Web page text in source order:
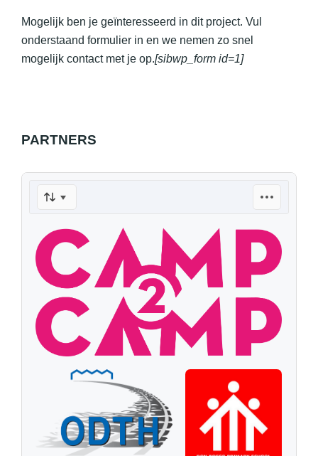
Mogelijk ben je geïnteresseerd in dit project. Vul
onderstaand formulier in en we nemen zo snel
mogelijk contact met je op.[sibwp_form id=1]
PARTNERS